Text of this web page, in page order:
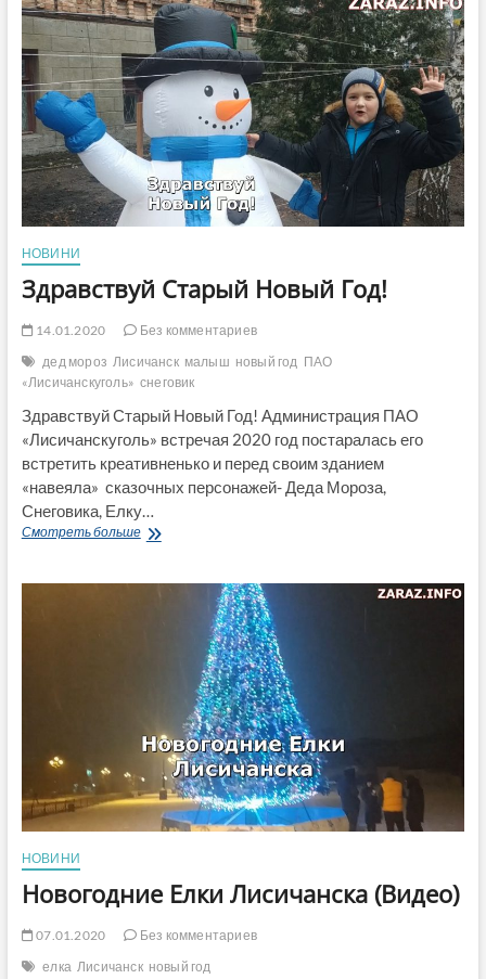
и
почта
на
новогодние
праздники
Украине
НОВИНИ
Здравствуй Старый Новый Год!
14.01.2020
Без комментариев
дед мороз Лисичанск малыш новый год ПАО
«Лисичанскуголь» снеговик
Здравствуй Старый Новый Год! Администрация ПАО
«Лисичанскуголь» встречая 2020 год постаралась его
встретить креативненько и перед своим зданием
«навеяла» сказочных персонажей- Деда Мороза,
Снеговика, Елку…
Смотреть большеЗдравствуй
Год!
НОВИНИ
Новогодние Елки Лисичанска (Видео)
07.01.2020
Без комментариев
елка Лисичанск новый год